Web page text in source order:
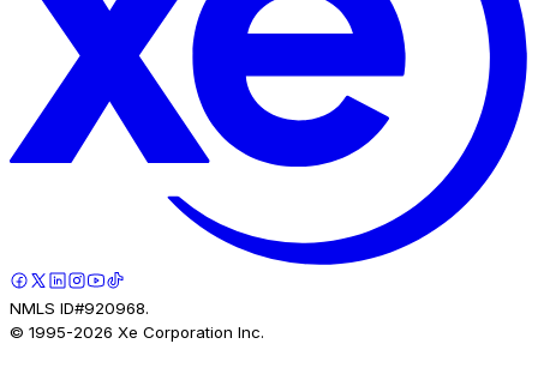
NMLS ID#920968.
© 1995-2026 Xe Corporation Inc.